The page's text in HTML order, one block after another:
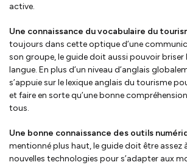
active.
Une connaissance du vocabulaire du
toujours dans cette optique d’une
son groupe, le guide doit aussi pouvoir briser
langue. En plus d’un niveau d’anglais
s’appuie sur le lexique anglais du tourisme
et faire en sorte qu’une bonne
tous.
Une bonne connaissance des outils
mentionné plus haut, le guide doit être assez à
nouvelles technologies pour s’adapter aux